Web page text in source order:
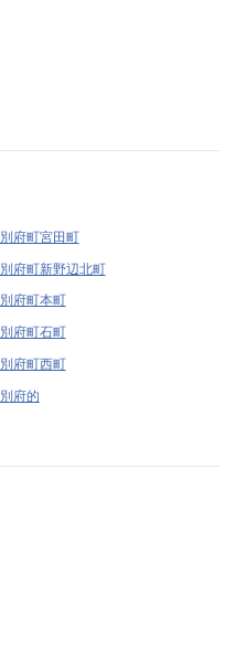
別府町宮田町
別府町新野辺北町
別府町本町
別府町石町
別府町西町
別府的